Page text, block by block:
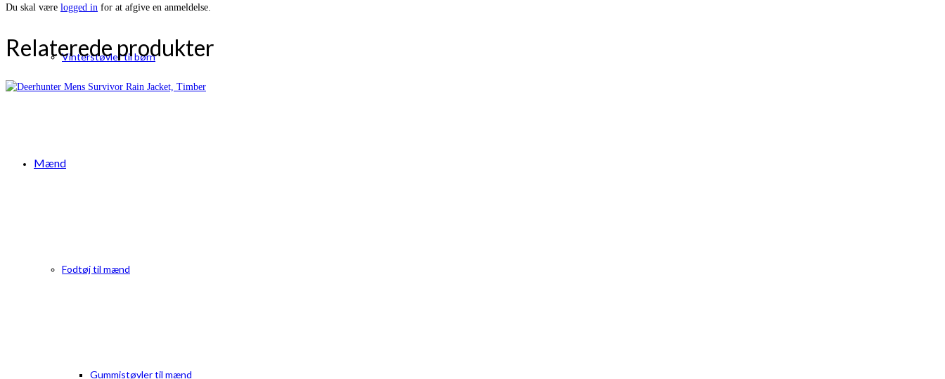
Vinterstøvler til børn
Mænd
Fodtøj til mænd
Gummistøvler til mænd
Du skal være logged in for at afgive en anmeldelse.
Relaterede produkter